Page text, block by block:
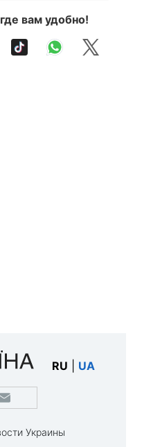
вам удобно!
RU UA
Украины